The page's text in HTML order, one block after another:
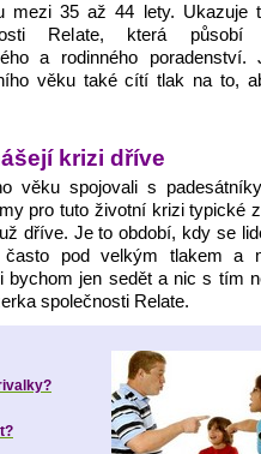
mezi 35 až 44 lety. Ukazuje
Relate, která působí
a rodinného poradenství.
věku také cítí tlak na to,
krizi dříve
věku spojovali s
pro tuto životní krizi typické
dříve. Je to období, kdy se
pod velkým tlakem a
bychom jen sedět a nic s tím
společnosti Relate.